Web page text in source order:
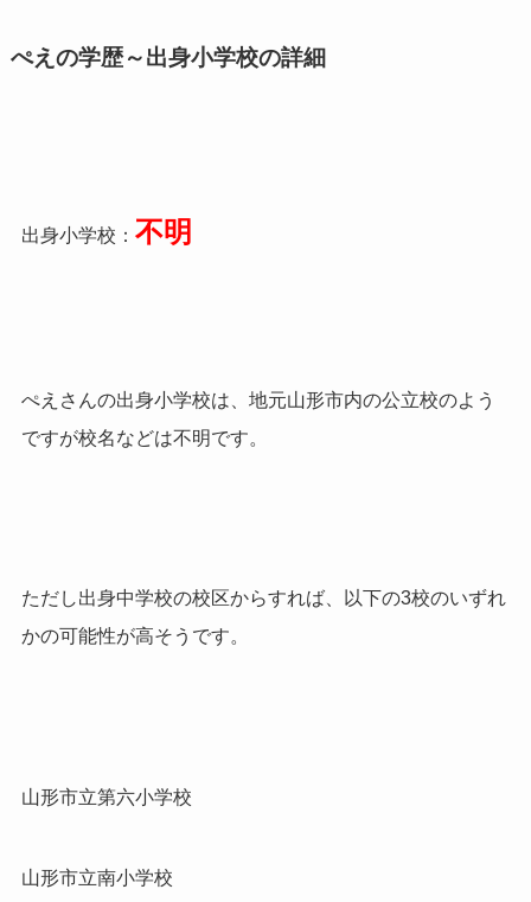
ぺえの学歴～出身小学校の詳細
出身小学校： 不明
ぺえさんの出身小学校は、地元山形市内の公立校のよう
ですが校名などは不明です。
ただし出身中学校の校区からすれば、以下の3校のいずれ
かの可能性が高そうです。
山形市立第六小学校
山形市立南小学校